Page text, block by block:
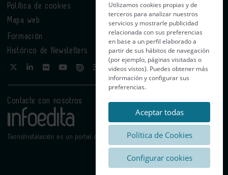
Política de cookies
Mapa web
Formación
Histórico de Newsletters
Contacte con nosotros
TecnoInstalación es un portal de Infoedita
Utilizamos cookies propias y de
terceros para analizar nuestros
servicios y mostrarle publicidad
relacionada con sus preferencias
en base a un perfil elaborado a
partir de sus hábitos de navegación
(por ejemplo, páginas visitadas o
videos vistos). Puedes obtener más
información y configurar sus
preferencias.
Aceptar todas
Política de Cookies
Configurar cookies